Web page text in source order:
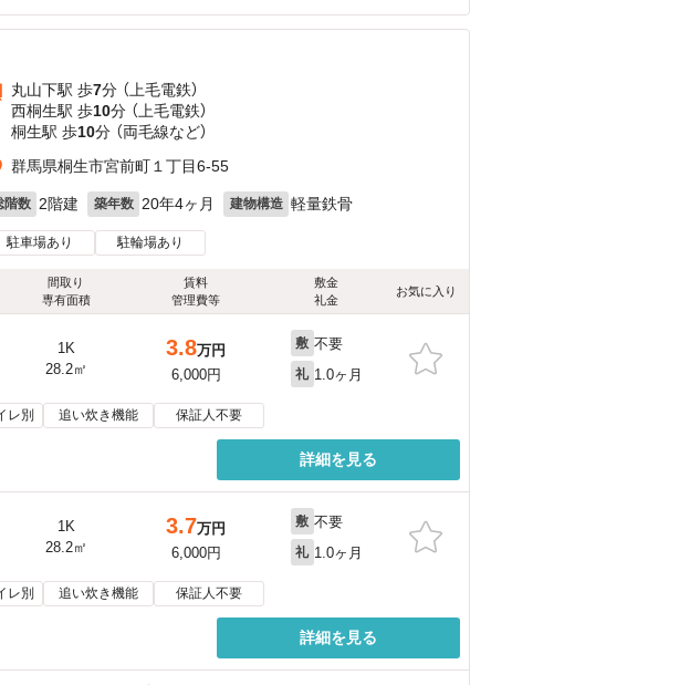
丸山下駅 歩7分 （上毛電鉄）
西桐生駅 歩10分 （上毛電鉄）
桐生駅 歩10分 （両毛線など）
群馬県桐生市宮前町１丁目6-55
階数 2階建 築年数 20年4ヶ月 建物構造 軽量鉄骨
駐車場あり 駐輪場あり
間取り
専有面積
賃料
管理費等
敷金
礼金
お気に入り
1K
28.2㎡
3.8万円
6,000円
敷 不要
礼 1.0ヶ月
レ別 追い炊き機能 保証人不要
詳細を見る
1K
28.2㎡
3.7万円
6,000円
敷 不要
礼 1.0ヶ月
レ別 追い炊き機能 保証人不要
詳細を見る